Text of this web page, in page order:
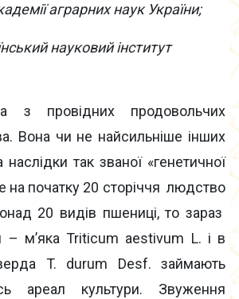
аграрних наук України;
науковий інститут
з провідних продовольчих
Вона чи не найсильніше інших
наслідки так званої «генетичної
на початку 20 сторіччя людство
20 видів пшениці, то зараз
м’яка Triticum aestivum L. і в
T. durum Desf. займають
ареал культури. Звуження